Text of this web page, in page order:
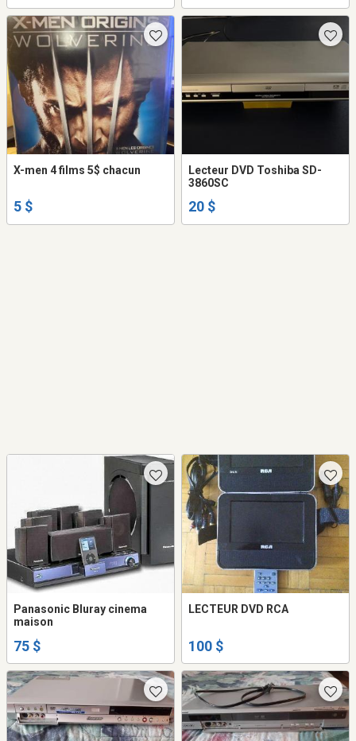
X-men 4 films 5$ chacun
5 $
Lecteur DVD Toshiba SD-
3860SC
20 $
Panasonic Bluray cinema
maison
75 $
LECTEUR DVD RCA
100 $